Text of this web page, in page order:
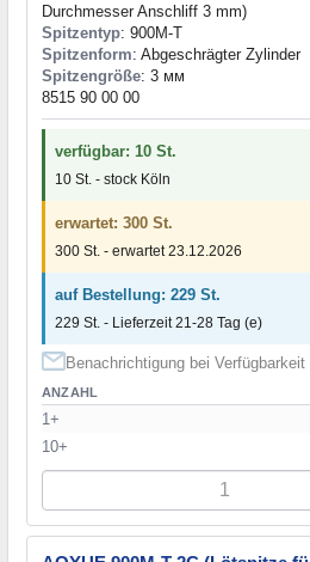
Durchmesser Anschliff 3 mm)
Spitzentyp: 900M-T
Spitzenform: Abgeschrägter Zylinder
Spitzengröße: 3 мм
8515 90 00 00
verfügbar: 10 St.
10 St. - stock Köln
erwartet: 300 St.
300 St. - erwartet 23.12.2026
auf Bestellung: 229 St.
229 St. - Lieferzeit 21-28 Tag (e)
Benachrichtigung bei Verfügbarkeit
ANZAHL
1+
10+